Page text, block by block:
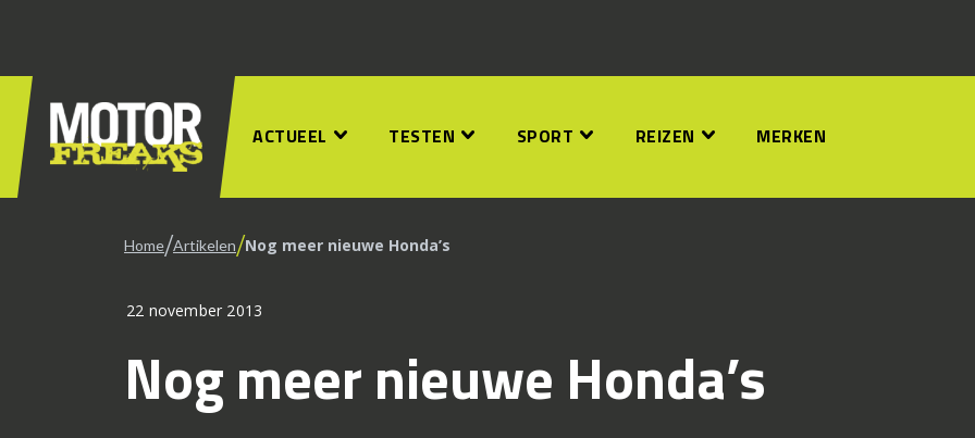
ACTUEEL TESTEN SPORT REIZEN MERKEN
Home/Artikelen/Nog meer nieuwe Honda’s
22 november 2013
Nog meer nieuwe Honda’s